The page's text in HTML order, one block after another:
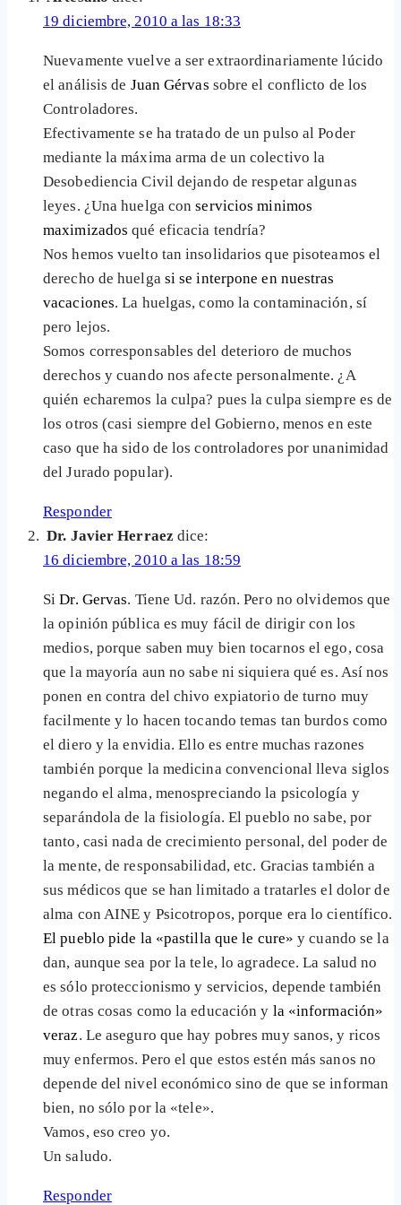
19 diciembre, 2010 a las 18:33
Nuevamente vuelve a ser extraordinariamente lúcido
el análisis de Juan Gérvas sobre el conflicto de los
Controladores.
Efectivamente se ha tratado de un pulso al Poder
mediante la máxima arma de un colectivo la
Desobediencia Civil dejando de respetar algunas
leyes. ¿Una huelga conservicios minimos
maximizadosqué eficacia tendría?
Nos hemos vuelto tan insolidarios que pisoteamos el
derecho de huelga si se interpone en nuestras
vacaciones. La huelgas, como la contaminación, sí
pero lejos.
Somos corresponsables del deterioro de muchos
derechos y cuando nos afecte personalmente. ¿A
quién echaremos la culpa? pues la culpa siempre es de
los otros (casi siempre del Gobierno, menos en este
caso que ha sido de los controladores por unanimidad
del Jurado popular).
Responder
Dr. Javier Herraez dice:
16 diciembre, 2010 a las 18:59
SiDr. Gervas. Tiene Ud. razón. Pero no olvidemos que
la opinión pública es muy fácil de dirigir con los
medios, porque saben muy bien tocarnos el ego, cosa
que la mayoría aun no sabe ni siquiera qué es. Así nos
ponen en contra del chivo expiatorio de turno muy
facilmente y lo hacen tocando temas tan burdos como
el diero y la envidia. Ello es entre muchas razones
también porque la medicina convencional lleva siglos
negando el alma, menospreciando la psicología y
separándola de la fisiología. El pueblo no sabe, por
tanto, casi nada de crecimiento personal, del poder de
la mente, de responsabilidad, etc. Gracias también a
sus médicos que se han limitado a tratarles el dolor de
alma con AINE y Psicotropos, porque era lo científico.
El pueblo pide la «pastilla que le cure»y cuando se la
dan, aunque sea por la tele, lo agradece. La salud no
es sólo proteccionismo y servicios, depende también
de otras cosas como la educación y la «información»
veraz. Le aseguro que hay pobres muy sanos, y ricos
muy enfermos. Pero el que estos estén más sanos no
depende del nivel económico sino de que se informan
bien, no sólo por la «tele».
Vamos, eso creo yo.
Un saludo.
Responder